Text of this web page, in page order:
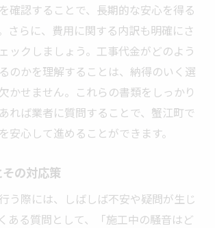
確認することで、長期的な安心を得る
さらに、費用に関する内訳も明確にさ
ックしましょう。工事代金がどのよう
のかを理解することは、納得のいく選
かせません。これらの書類をしっかり
れば業者に質問することで、蟹江町で
安心して進めることができます。
の対応策
う際には、しばしば不安や疑問が生じ
ある質問として、「施工中の騒音はど